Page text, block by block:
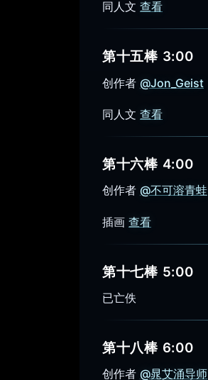
同人文 查看
第十五棒 3:00
创作者 @Jon_Geist
同人文 查看
第十六棒 4:00
创作者 @不可溶青蛙
插画 查看
第十七棒 5:00
已亡佚
第十八棒 6:00
创作者 @晁艾涌导师